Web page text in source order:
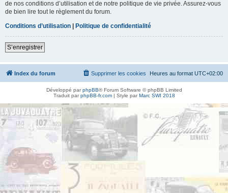
de nos conditions d’utilisation et de notre politique de vie privée. Assurez-vous
de bien lire tout le règlement du forum.
Conditions d’utilisation | Politique de confidentialité
S’enregistrer
Index du forum Heures au format UTC+02:00
Supprimer les cookies
Développé parphpBB® Forum Software © phpBB Limited
Traduit parphpBB-fr.com| Style parMarc SWI 2018